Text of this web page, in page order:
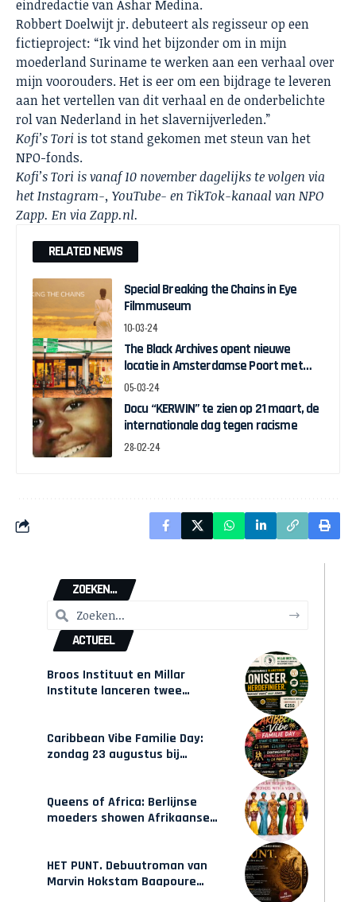
eindredactie van Ashar Medina.
Robbert Doelwijt jr. debuteert als regisseur op een
fictieproject: “Ik vind het bijzonder om in mijn
moederland Suriname te werken aan een verhaal over
mijn voorouders. Het is eer om een bijdrage te leveren
aan het vertellen van dit verhaal en de onderbelichte
rol van Nederland in het slavernijverleden.”
Kofi’s Tori is tot stand gekomen met steun van het
NPO-fonds.
Kofi’s Tori is vanaf 10 november dagelijks te volgen via
het Instagram-, YouTube- en TikTok-kanaal van NPO
Zapp. En via Zapp.nl.
RELATED NEWS
Special Breaking the Chains in Eye
Filmmuseum
10-03-24
The Black Archives opent nieuwe
locatie in Amsterdamse Poort met
pop-up expo over Ghanese
05-03-24
Docu “KERWIN” te zien op 21 maart, de
internationale dag tegen racisme
28-02-24
ZOEKEN...
ACTUEEL
Broos Instituut en Millar
Institute lanceren twee
Caribbean Vibe Familie Day:
zondag 23 augustus bij
Queens of Africa: Berlijnse
moeders showen Afrikaanse
HET PUNT. Debuutroman van
Marvin Hokstam Baapoure